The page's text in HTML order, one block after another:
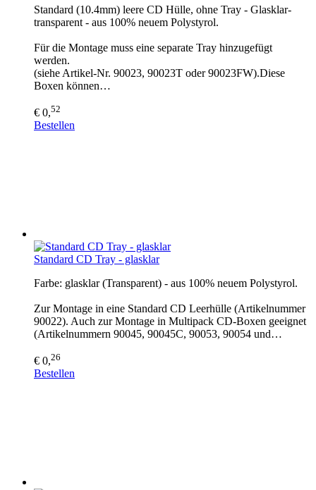
Standard (10.4mm) leere CD Hülle, ohne Tray - Glasklar-
transparent - aus 100% neuem Polystyrol.
Für die Montage muss eine separate Tray hinzugefügt
werden.
(siehe Artikel-Nr. 90023, 90023T oder 90023FW).Diese
Boxen können…
€ 0,52
Bestellen
Standard CD Tray - glasklar
Farbe: glasklar (Transparent) - aus 100% neuem Polystyrol.
Zur Montage in eine Standard CD Leerhülle (Artikelnummer
90022). Auch zur Montage in Multipack CD-Boxen geeignet
(Artikelnummern 90045, 90045C, 90053, 90054 und…
€ 0,26
Bestellen